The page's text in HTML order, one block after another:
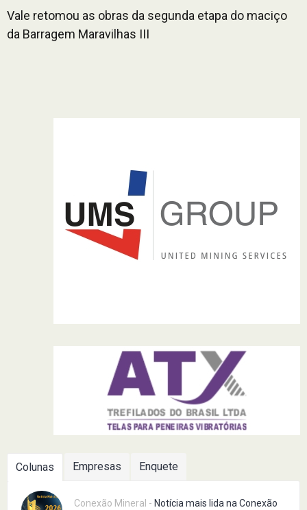
Vale retomou as obras da segunda etapa do maciço
da Barragem Maravilhas III
Colunas Empresas Enquete
Conexão Mineral - Notícia mais lida na Conexão